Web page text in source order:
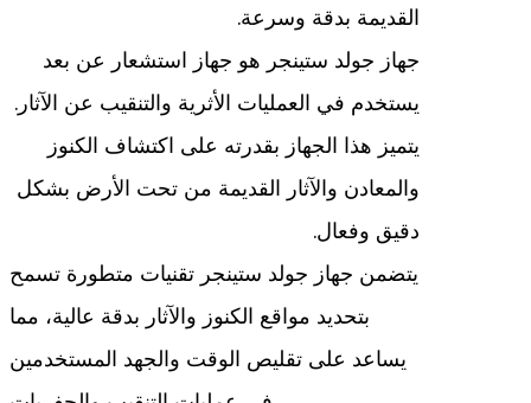
القديمة بدقة وسرعة.
جهاز جولد ستينجر هو جهاز استشعار عن بعد
يستخدم في العمليات الأثرية والتنقيب عن الآثار.
يتميز هذا الجهاز بقدرته على اكتشاف الكنوز
والمعادن والآثار القديمة من تحت الأرض بشكل
دقيق وفعال.
يتضمن جهاز جولد ستينجر تقنيات متطورة تسمح
بتحديد مواقع الكنوز والآثار بدقة عالية، مما
يساعد على تقليص الوقت والجهد المستخدمين